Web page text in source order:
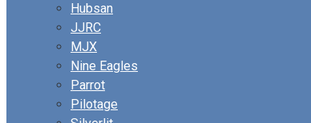
Hubsan
JJRC
MJX
Nine Eagles
Parrot
Pilotage